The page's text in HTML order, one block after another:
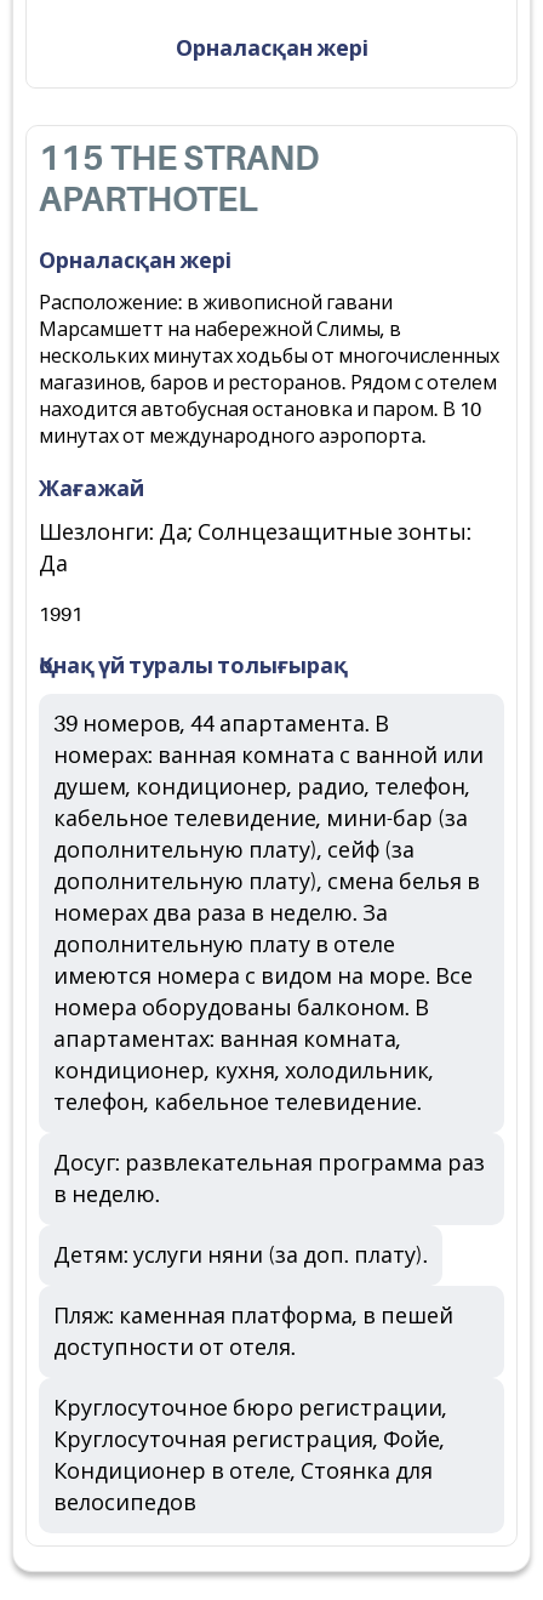
Орналасқан жері
115 THE STRAND
APARTHOTEL
Орналасқан жері
Расположение: в живописной гавани
Марсамшетт на набережной Слимы, в
нескольких минутах ходьбы от многочисленных
магазинов, баров и ресторанов. Рядом с отелем
находится автобусная остановка и паром. В 10
минутах от международного аэропорта.
Жағажай
Шезлонги: Да; Солнцезащитные зонты:
Да
1991
Қонақ үй туралы толығырақ
39 номеров, 44 апартамента. В
номерах: ванная комната с ванной или
душем, кондиционер, радио, телефон,
кабельное телевидение, мини-бар (за
дополнительную плату), сейф (за
дополнительную плату), смена белья в
номерах два раза в неделю. За
дополнительную плату в отеле
имеются номера с видом на море. Все
номера оборудованы балконом. В
апартаментах: ванная комната,
кондиционер, кухня, холодильник,
телефон, кабельное телевидение.
Досуг: развлекательная программа раз
в неделю.
Детям: услуги няни (за доп. плату).
Пляж: каменная платформа, в пешей
доступности от отеля.
Круглосуточное бюро регистрации,
Круглосуточная регистрация, Фойе,
Кондиционер в отеле, Стоянка для
велосипедов